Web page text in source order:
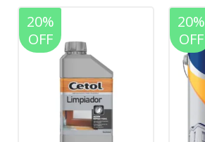
20%
OFF
20%
OFF